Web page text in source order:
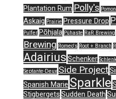
Plantation Rum Polly's
Askaig Prairie Pressure Drop
Pulfer Põhjala Pühaste RaR Brewing
Brewing Romeo's Root + Branch
Adairius Schenker
Septante-Deux Side Project
Spanish Marie Sparkle
Stigbergets Sudden Death